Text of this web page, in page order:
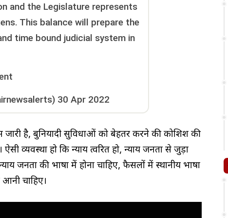
and the Legislature represents
This balance will prepare the
time bound judicial system in
30 Apr 2022
जारी है, बुनियादी सुविधाओं को बेहतर करने की कोशिश की
ऐसी व्यवस्था हो कि न्याय त्वरित हो, न्याय जनता से जुड़ा
जनता की भाषा में होना चाहिए, फैसलों में स्थानीय भाषा
चाहिए।